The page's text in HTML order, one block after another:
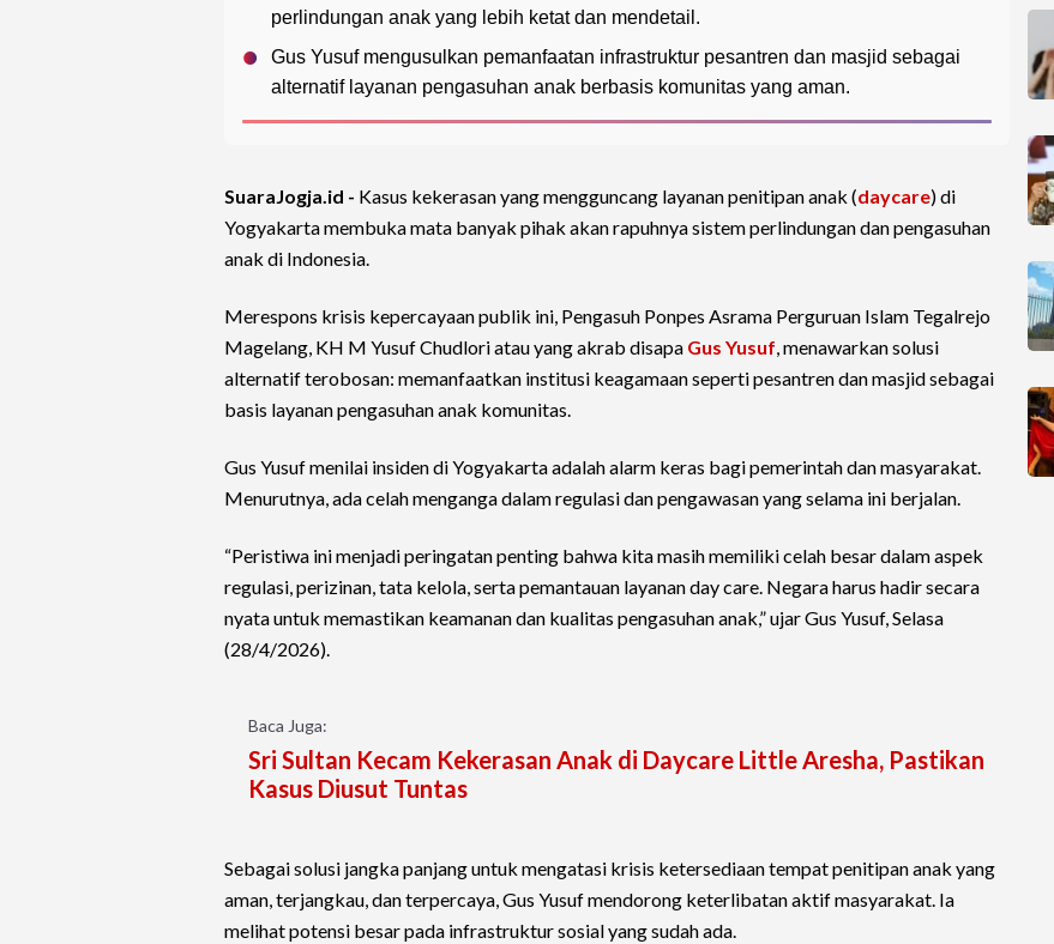
perlindungan anak yang lebih ketat dan mendetail.
Gus Yusuf mengusulkan pemanfaatan infrastruktur pesantren dan masjid sebagai
alternatif layanan pengasuhan anak berbasis komunitas yang aman.
SuaraJogja.id - Kasus kekerasan yang mengguncang layanan penitipan anak (daycare) di
Yogyakarta membuka mata banyak pihak akan rapuhnya sistem perlindungan dan pengasuhan
anak di Indonesia.
Merespons krisis kepercayaan publik ini, Pengasuh Ponpes Asrama Perguruan Islam Tegalrejo
Magelang, KH M Yusuf Chudlori atau yang akrab disapa Gus Yusuf, menawarkan solusi
alternatif terobosan: memanfaatkan institusi keagamaan seperti pesantren dan masjid sebagai
basis layanan pengasuhan anak komunitas.
Gus Yusuf menilai insiden di Yogyakarta adalah alarm keras bagi pemerintah dan masyarakat.
Menurutnya, ada celah menganga dalam regulasi dan pengawasan yang selama ini berjalan.
“Peristiwa ini menjadi peringatan penting bahwa kita masih memiliki celah besar dalam aspek
regulasi, perizinan, tata kelola, serta pemantauan layanan day care. Negara harus hadir secara
nyata untuk memastikan keamanan dan kualitas pengasuhan anak,” ujar Gus Yusuf, Selasa
(28/4/2026).
Baca Juga:
Sri Sultan Kecam Kekerasan Anak di Daycare Little Aresha, Pastikan
Kasus Diusut Tuntas
Sebagai solusi jangka panjang untuk mengatasi krisis ketersediaan tempat penitipan anak yang
aman, terjangkau, dan terpercaya, Gus Yusuf mendorong keterlibatan aktif masyarakat. Ia
melihat potensi besar pada infrastruktur sosial yang sudah ada.